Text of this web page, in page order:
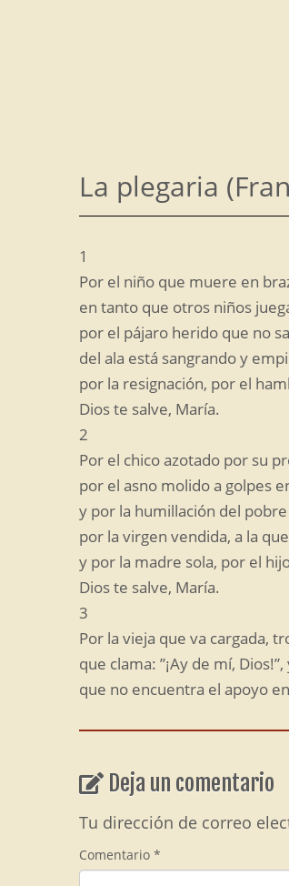
La plegaria
1
Por el niño que muere en
en tanto que otros niños
por el pájaro herido que no
del ala está sangrando y
por la resignación, por el
Dios te salve, María.
2
Por el chico azotado por su
por el asno molido a golpes
y por la humillación del
por la virgen vendida, a la
y por la madre sola, por el
Dios te salve, María.
3
Por la vieja que va cargada,
que clama: ”¡Ay de mí,
que no encuentra el apoyo
Deja un comentario
Tu dirección de correo
Comentario *